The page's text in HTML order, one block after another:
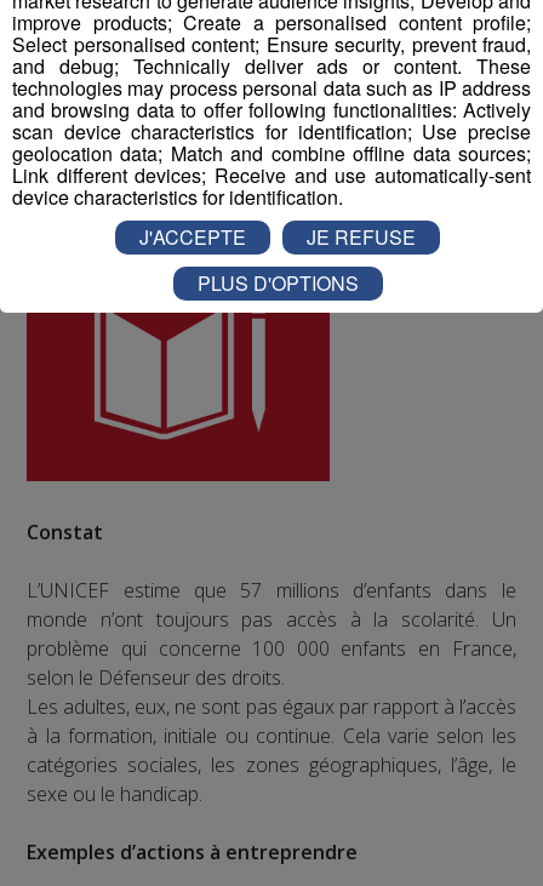
10 à la qualité de vie au travail au sein du Groupe Mont
Blanc Médias.
ODD numéro 4 : Education de qualité
Constat
L’UNICEF estime que 57 millions d’enfants dans le
monde n’ont toujours pas accès à la scolarité. Un
problème qui concerne 100 000 enfants en France,
selon le Défenseur des droits.
Les adultes, eux, ne sont pas égaux par rapport à l’accès
à la formation, initiale ou continue. Cela varie selon les
catégories sociales, les zones géographiques, l’âge, le
sexe ou le handicap.
Exemples d’actions à entreprendre
improve products; Create a personalised content profile;
Select personalised content; Ensure security, prevent fraud,
and debug; Technically deliver ads or content. These
technologies may process personal data such as IP address
and browsing data to offer following functionalities: Actively
scan device characteristics for identification; Use precise
geolocation data; Match and combine offline data sources;
Link different devices; Receive and use automatically-sent
device characteristics for identification.
J'ACCEPTE
JE REFUSE
PLUS D'OPTIONS